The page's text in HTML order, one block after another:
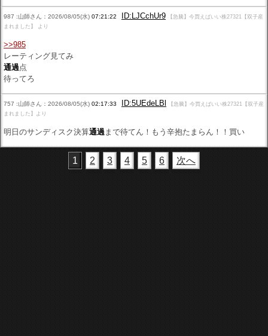
987 :山師さん：2026/08/05(水) 07:21:22 ID:LJCchUr9
【急騰】今買えばいい株27321【双子産
まれました】 より
>>985
レーティング見てみ
通過点
待ってろ
757 :山師さん：2026/08/05(水) 02:17:33 ID:5UEdeLBl
【急騰】今買えばいい株27321【双子産
まれました】より
明日のサンディスク決算通過まで待てん！もう辛抱たまらん！！買い
1 2 3 4 5 6 次へ